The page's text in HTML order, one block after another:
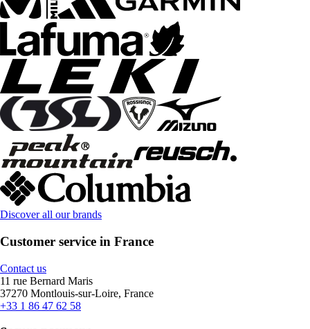
Discover all our brands
Customer service in France
Contact us
11 rue Bernard Maris
37270 Montlouis-sur-Loire, France
+33 1 86 47 62 58